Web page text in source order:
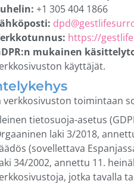
+1 305 404 1866
https://
mukainen
käyttäjät.
verkkosivuston toimintaan
tietosuoja-asetus
laki 3/2018,
(sovellettava
34/2002, annettu 11.
jotka tavalla